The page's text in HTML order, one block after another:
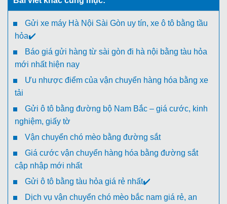
Gửi xe máy Hà Nội Sài Gòn uy tín, xe ô tô bằng tầu
hỏa✔️
Báo giá gửi hàng từ sài gòn đi hà nội bằng tàu hỏa
mới nhất hiện nay
Ưu nhược điểm của vận chuyển hàng hóa bằng xe
tải
Gửi ô tô bằng đường bộ Nam Bắc – giá cước, kinh
nghiệm, giấy tờ
Vận chuyển chó mèo bằng đường sắt
Giá cước vận chuyển hàng hóa bằng đường sắt
cập nhập mới nhất
Gửi ô tô bằng tàu hỏa giá rẻ nhất✔️
Dịch vụ vận chuyển chó mèo bắc nam giá rẻ, an